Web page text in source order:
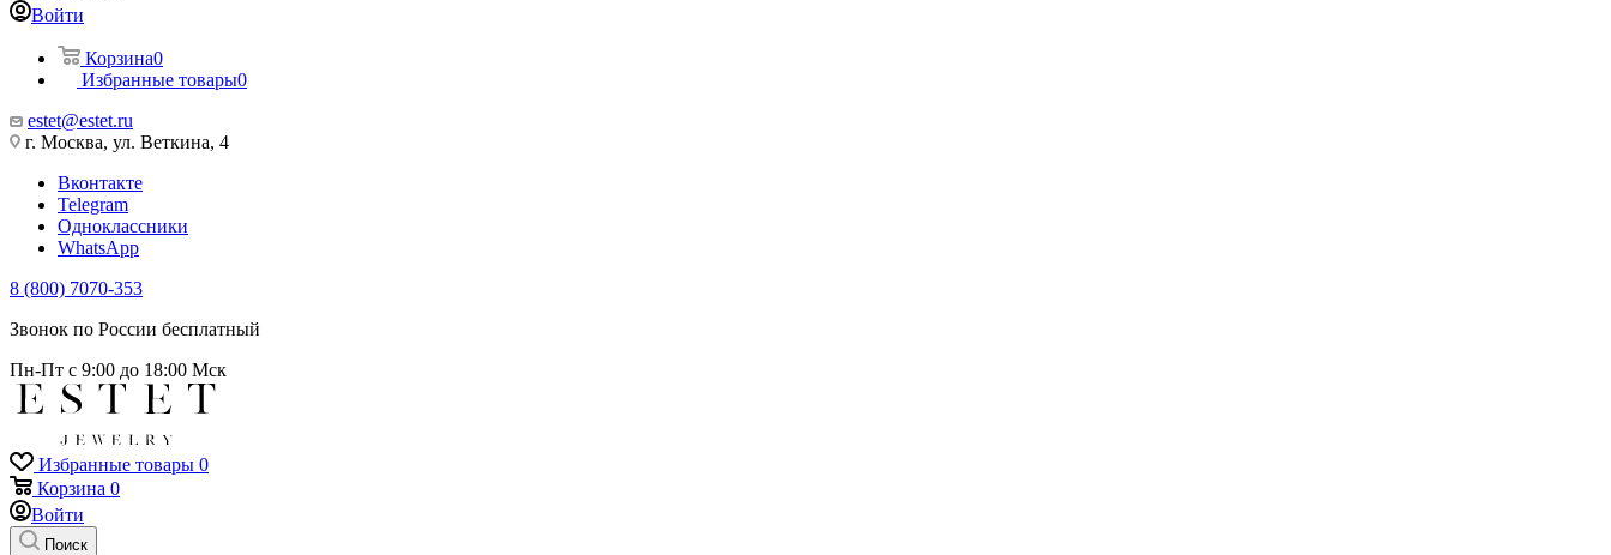
Войти
Корзина0
Избранные товары0
estet@estet.ru
г. Москва, ул. Веткина, 4
Вконтакте
Telegram
Одноклассники
WhatsApp
8 (800) 7070-353
Звонок по России бесплатный
Пн-Пт с 9:00 до 18:00 Мск
Избранные товары 0
Корзина 0
Войти
Поиск